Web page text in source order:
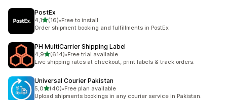
PostEx
4,15 yıldız üzerinden
(16)
toplam 16 değerlendirme
•Free to install
Order shipment booking and fulfillments in PostEx
PH MultiCarrier Shipping Label
4,95 yıldız üzerinden
(614)
toplam 614 değerlendirme
•Free trial available
Live shipping rates at checkout, print labels & track orders.
Universal Courier Pakistan
5,05 yıldız üzerinden
(40)
toplam 40 değerlendirme
•Free plan available
Upload shipments bookings in any courier service in Pakistan.